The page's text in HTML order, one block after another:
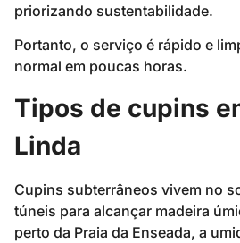
priorizando sustentabilidade.
Portanto, o serviço é rápido e
normal em poucas horas.
Tipos de cupins
Linda
Cupins subterrâneos vivem no
túneis para alcançar madeira
perto da Praia da Enseada, a